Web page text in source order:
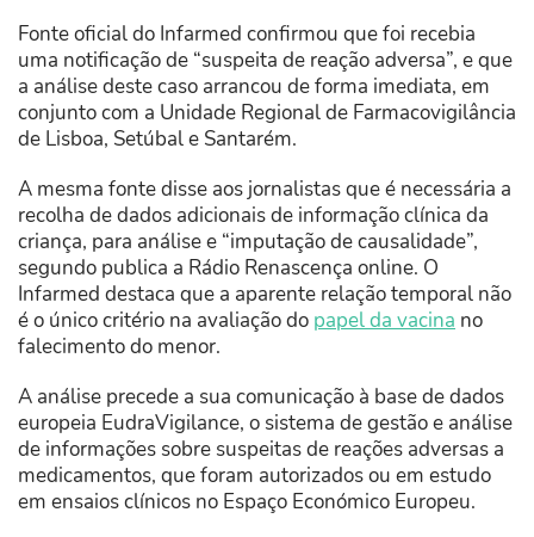
Fonte oficial do Infarmed confirmou que foi recebia
uma notificação de “suspeita de reação adversa”, e que
a análise deste caso arrancou de forma imediata, em
conjunto com a Unidade Regionalde Farmacovigilância
de Lisboa, Setúbal e Santarém.
A mesma fonte disse aos jornalistas que é necessária a
recolha de dados adicionais de informação clínica da
criança, para análise e “imputação de causalidade”,
segundo publica a Rádio Renascença online. O
Infarmed destaca que a aparente relação temporal não
é o único critério na avaliação do papel da vacina no
falecimento do menor.
A análise precede a sua comunicação à base de dados
europeia EudraVigilance, o sistema de gestão e análise
de informações sobre suspeitas de reações adversas a
medicamentos, que foram autorizados ou em estudo
em ensaios clínicos no Espaço Económico Europeu.